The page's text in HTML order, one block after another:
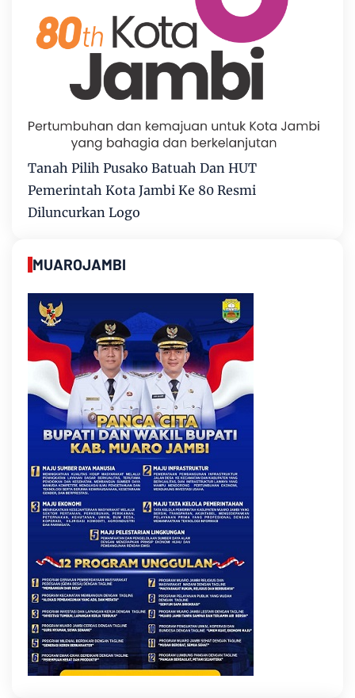
Tanah Pilih Pusako Batuah Dan HUT
Pemerintah Kota Jambi Ke 80 Resmi
Diluncurkan Logo
MUAROJAMBI